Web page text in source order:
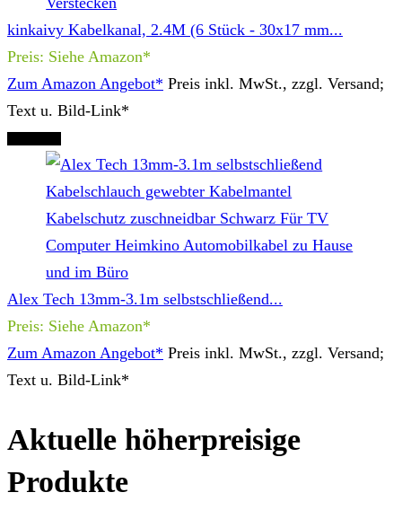
kinkaivy Kabelkanal, 2.4M (6 Stück - 30x17 mm...
Preis: Siehe Amazon*
Zum Amazon Angebot* Preis inkl. MwSt., zzgl. Versand;
Text u. Bild-Link*
Alex Tech 13mm-3.1m selbstschließend...
Preis: Siehe Amazon*
Zum Amazon Angebot* Preis inkl. MwSt., zzgl. Versand;
Text u. Bild-Link*
Aktuelle höherpreisige
Produkte